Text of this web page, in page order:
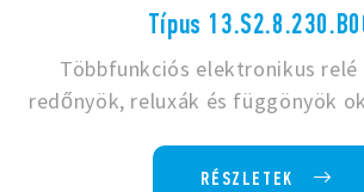
Típus
Többfunkciós elektronikus
redőnyök, reluxák és függönyök
RÉSZLETEK